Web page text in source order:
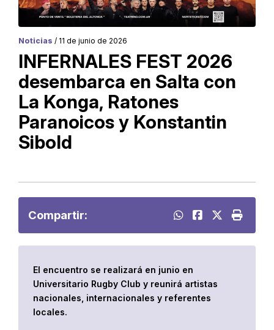
Noticias / 11 de junio de 2026
INFERNALES FEST 2026
desembarca en Salta con
La Konga, Ratones
Paranoicos y Konstantin
Sibold
Compartir:
El encuentro se realizará en junio en
Universitario Rugby Club y reunirá artistas
nacionales, internacionales y referentes
locales.